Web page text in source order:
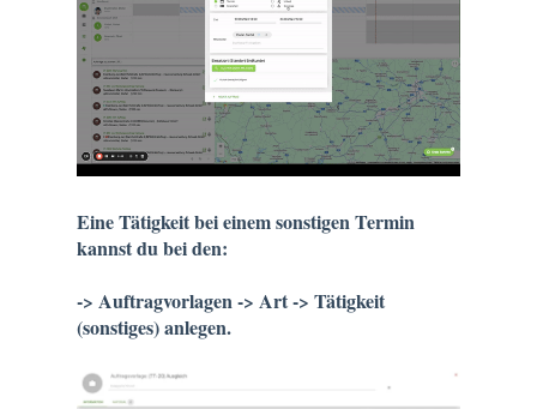
Eine Tätigkeit bei einem sonstigen Termin
kannst du bei den:
-> Auftragvorlagen -> Art -> Tätigkeit
(sonstiges) anlegen.